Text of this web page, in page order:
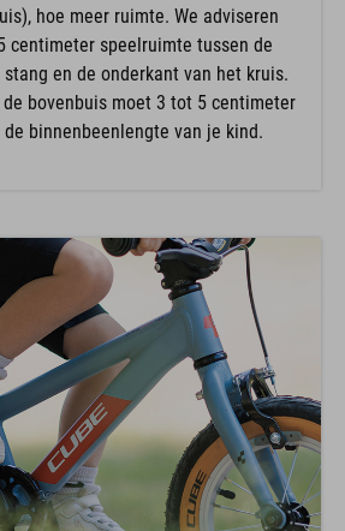
hoe meer ruimte. We adviseren
centimeter speelruimte tussen de
en de onderkant van het kruis.
bovenbuis moet 3 tot 5 centimeter
binnenbeenlengte van je kind.